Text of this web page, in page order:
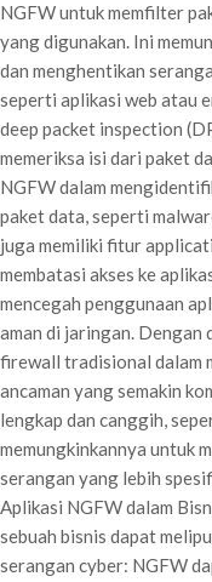
NGFW untuk memfilter
yang digunakan. Ini
dan menghentikan
seperti aplikasi web atau
deep packet inspection
memeriksa isi dari paket
NGFW dalam
paket data, seperti
juga memiliki fitur
membatasi akses ke
mencegah penggunaan
aman di jaringan. Dengan
firewall tradisional dalam
ancaman yang semakin
lengkap dan canggih,
memungkinkannya untuk
serangan yang lebih
Aplikasi NGFW dalam
sebuah bisnis dapat
serangan cyber: NGFW